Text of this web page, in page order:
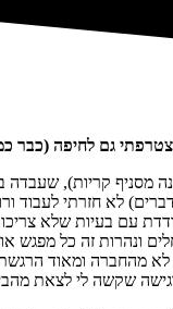
מסניף קריות),
לא חזרתי לעבוד
להיות לאף אחד ובטח לא
ונהרות זה כל מפגש
לא מהחברה ומאוד
שקשה לי לצאת מהבית